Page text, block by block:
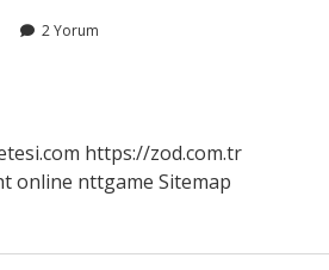
2 Yorum
https://zod.com.tr
online nttgame Sitemap